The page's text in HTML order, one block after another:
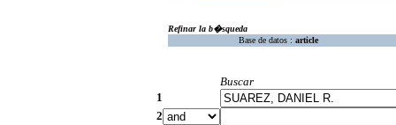
Refinar la b�squeda
Base de datos : article
Buscar
1
2